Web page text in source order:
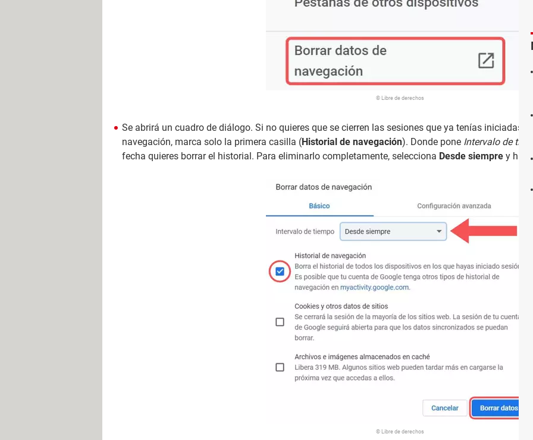
© Libre de derechos
Se abrirá un cuadro de diálogo. Si no quieres que se cierren las sesiones que ya tenías iniciadas
navegación, marca solo la primera casilla (Historial de navegación). Donde pone Intervalo de
fecha quieres borrar el historial. Para eliminarlo completamente, selecciona Desde siempre y haz
© Libre de derechos